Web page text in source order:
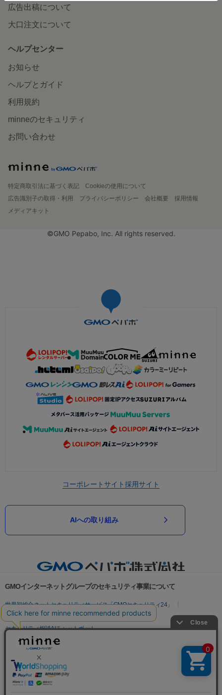
広告出稿について
大口注文について
ヘルプセンター
お知らせ
ヘルプとガイド
利用規約
minneのセキュリティ
お問い合わせ
特定商取引法に基づく表記
Cookieの使用について
広告識別子の取得・利用
プライバシーポリシー 会社概要
採用情報
メディアキット
©GMO Pepabo, Inc. All rights reserved.
コーポレートサイト採用サイト
AIへの取り組み
GMOインターネットグループのセキュリティ事業について
世界初総合ネットセキュリティサービス「GMOセキュリティ24」
パスワード漏洩診断
Webサイトリスク診断
セキュリティ相談AIチャットボット
実在証明・盗聴対策
サイバー攻撃対策（GMO Flatt Security）
セキュリティ事業の軌跡